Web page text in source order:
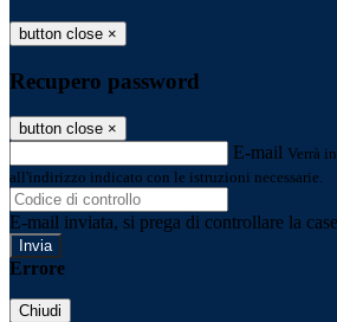
button close ×
Recupero password
button close ×
E-mail Verrà
all'indirizzo indicato con le istruzioni necessarie.
E-mail inviata, si prega di controllare la
Errore
Chiudi